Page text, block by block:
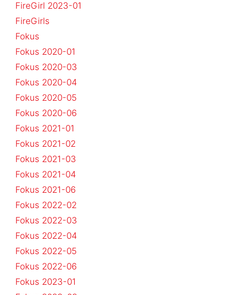
FireGirl 2023-01
FireGirls
Fokus
Fokus 2020-01
Fokus 2020-03
Fokus 2020-04
Fokus 2020-05
Fokus 2020-06
Fokus 2021-01
Fokus 2021-02
Fokus 2021-03
Fokus 2021-04
Fokus 2021-06
Fokus 2022-02
Fokus 2022-03
Fokus 2022-04
Fokus 2022-05
Fokus 2022-06
Fokus 2023-01